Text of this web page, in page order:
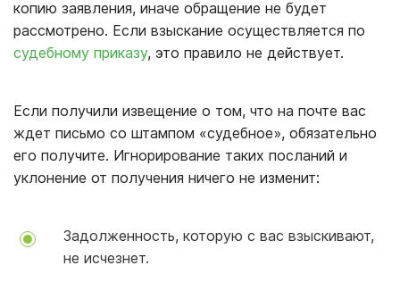
копию заявления, иначе обращение не будет
рассмотрено. Если взыскание осуществляется по
судебному приказу, это правило не действует.
Если получили извещение о том, что на почте вас
ждет письмо со штампом «судебное», обязательно
его получите. Игнорирование таких посланий и
уклонение от получения ничего не изменит:
Задолженность, которую с вас взыскивают,
не исчезнет.